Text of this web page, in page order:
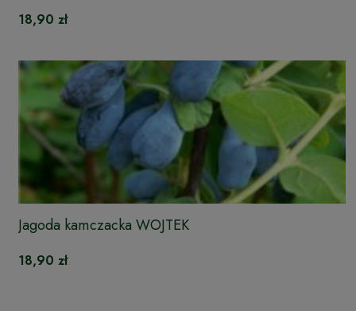
18,90 zł
Jagoda kamczacka WOJTEK
18,90 zł